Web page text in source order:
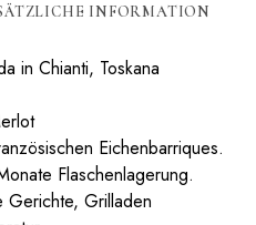
INFORMATION
in Chianti, Toskana
Eichenbarriques.
Flaschenlagerung.
Gerichte, Grilladen